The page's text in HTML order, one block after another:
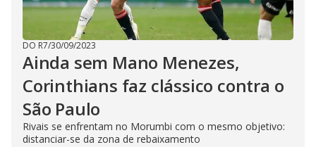
DO R7/30/09/2023
Ainda sem Mano Menezes,
Corinthians faz clássico contra o
São Paulo
Rivais se enfrentam no Morumbi com o mesmo objetivo:
distanciar-se da zona de rebaixamento